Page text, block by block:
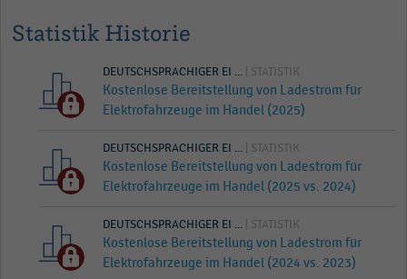
Statistik Historie
DEUTSCHSPRACHIGER EI ... | STATISTIK
Kostenlose Bereitstellung von Ladestrom für
Elektrofahrzeuge im Handel (2025)
DEUTSCHSPRACHIGER EI ... | STATISTIK
Kostenlose Bereitstellung von Ladestrom für
Elektrofahrzeuge im Handel (2025 vs. 2024)
DEUTSCHSPRACHIGER EI ... | STATISTIK
Kostenlose Bereitstellung von Ladestrom für
Elektrofahrzeuge im Handel (2024 vs. 2023)